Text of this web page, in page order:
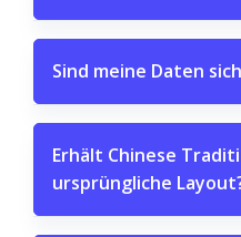
Sind meine Daten
Erhält Chinese
ursprüngliche